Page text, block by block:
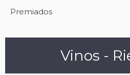
Premiados
Vinos -